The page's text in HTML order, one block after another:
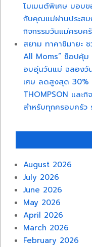
โมเมนต์พิเศษ มอบ
กับคุณแม่ผ่านประสบ
กิจกรรมวันแม่ครบ
สยาม ทาคาชิมายะ
All Moms” ช็อปคุ้
อบอุ่นวันแม่ ฉลองวั
เศษ ลดสูงสุด
THOMPSON และ
สำหรับทุกครอบครัว
August 2026
July 2026
June 2026
May 2026
April 2026
March 2026
February 2026